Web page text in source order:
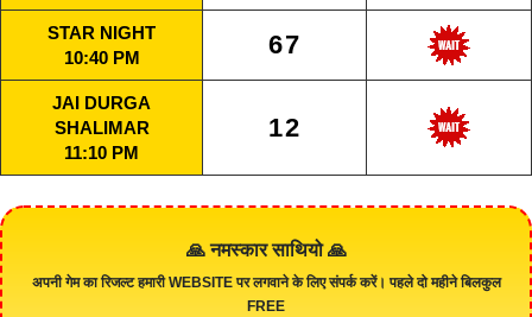
STAR NIGHT
10:40 PM
67
JAI DURGA
SHALIMAR
11:10 PM
12
🙏 नमस्कार साथियो 🙏
अपनी गेम का रिजल्ट हमारीWEBSITEपर लगवाने के लिए संपर्क करें। पहले दो महीने बिलकुल
FREE